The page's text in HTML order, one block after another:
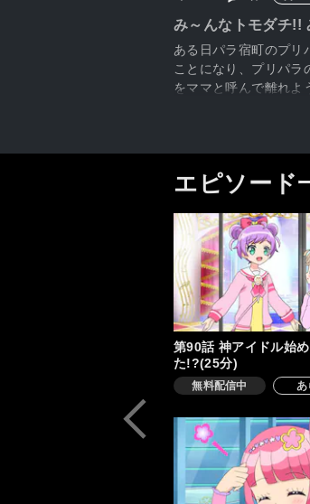
み～んなトモダチ!!
ある日パラ宿町のプリ
ことになり、プリパラ
をママと呼んで離れよ
エピソード
第90話 神アイドル始
た!?(25分)
無料配信中 あ